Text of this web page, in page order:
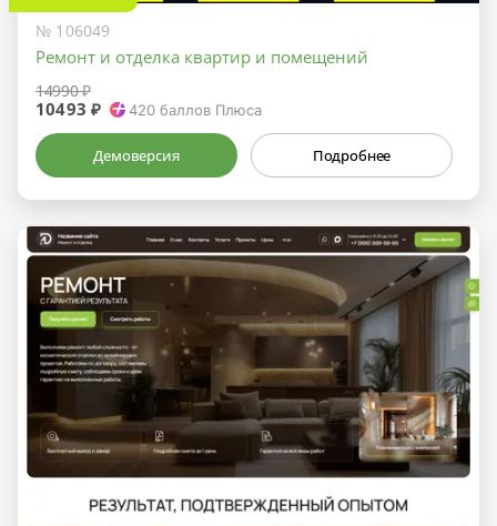
№ 106049
Ремонт и отделка квартир и помещений
14990 ₽
10493 ₽ 420 баллов Плюса
Демоверсия Подробнее